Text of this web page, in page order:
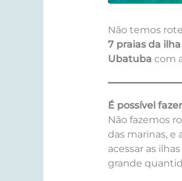
Não temos
7 praias da
Ubatuba com
É possível
Não fazemos
das marinas, e
acessar as
grande